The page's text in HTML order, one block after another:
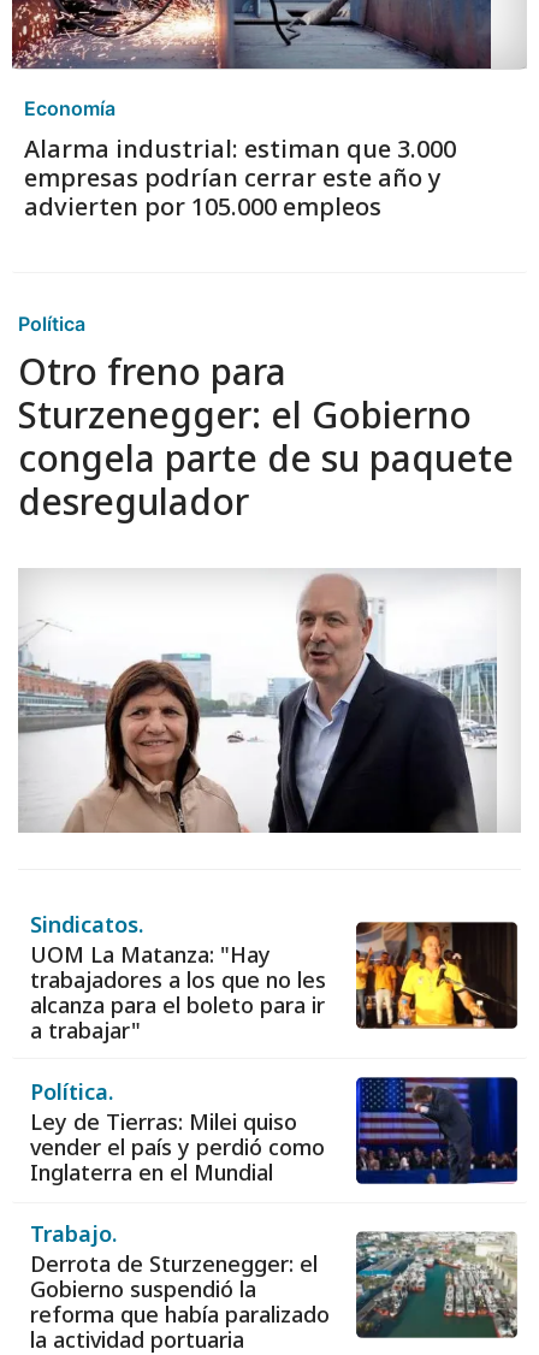
Economía
Alarma industrial: estiman que 3.000
empresas podrían cerrar este año y
advierten por 105.000 empleos
Política
Otro freno para
Sturzenegger: el Gobierno
congela parte de su paquete
desregulador
Sindicatos.
UOM La Matanza: "Hay
trabajadores a los que no les
alcanza para el boleto para ir
a trabajar"
Política.
Ley de Tierras: Milei quiso
vender el país y perdió como
Inglaterra en el Mundial
Trabajo.
Derrota de Sturzenegger: el
Gobierno suspendió la
reforma que había paralizado
la actividad portuaria